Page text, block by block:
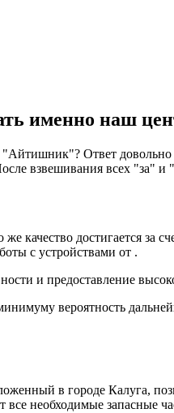
именно наш
Ответ довольно
взвешивания всех "за"
качество достигается за
с устройствами от .
и предоставление
вероятность
в городе Калуга,
необходимые запасные